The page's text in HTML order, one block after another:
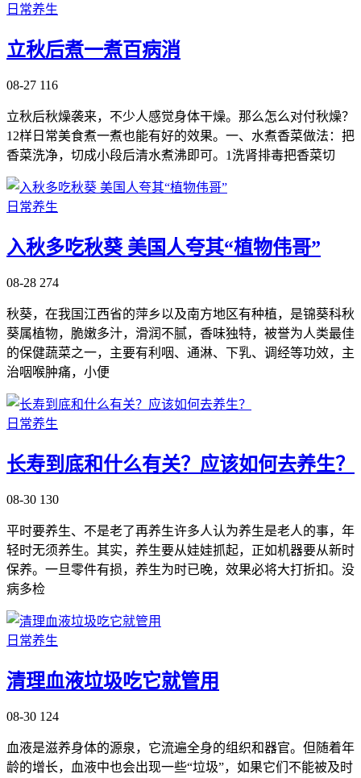
日常养生
立秋后煮一煮百病消
08-27 116
立秋后秋燥袭来，不少人感觉身体干燥。那么怎么对付秋燥？
12样日常美食煮一煮也能有好的效果。一、水煮香菜做法：把
香菜洗净，切成小段后清水煮沸即可。1洗肾排毒把香菜切
日常养生
入秋多吃秋葵 美国人夸其“植物伟哥”
08-28 274
秋葵，在我国江西省的萍乡以及南方地区有种植，是锦葵科秋
葵属植物，脆嫩多汁，滑润不腻，香味独特，被誉为人类最佳
的保健蔬菜之一，主要有利咽、通淋、下乳、调经等功效，主
治咽喉肿痛，小便
日常养生
长寿到底和什么有关？应该如何去养生？
08-30 130
平时要养生、不是老了再养生许多人认为养生是老人的事，年
轻时无须养生。其实，养生要从娃娃抓起，正如机器要从新时
保养。一旦零件有损，养生为时已晚，效果必将大打折扣。没
病多检
日常养生
清理血液垃圾吃它就管用
08-30 124
血液是滋养身体的源泉，它流遍全身的组织和器官。但随着年
龄的增长，血液中也会出现一些“垃圾”，如果它们不能被及时